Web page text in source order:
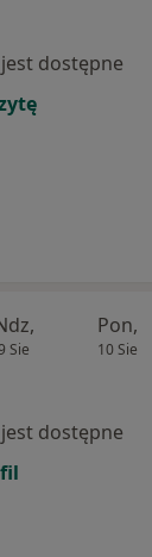
dostępne
Sie
Pon,
10 Sie
dostępne